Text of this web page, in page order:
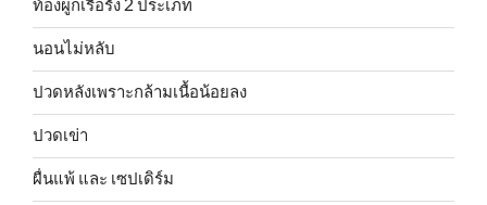
ท้องผูกเรื้อรัง 2 ประเภท
นอนไม่หลับ
ปวดหลังเพราะกล้ามเนื้อน้อยลง
ปวดเข่า
ผื่นแพ้ และ เซปเดิร์ม